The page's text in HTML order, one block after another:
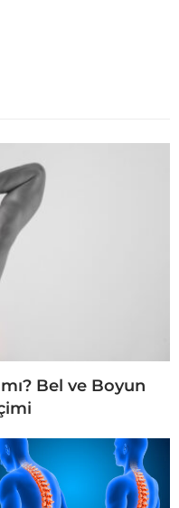
Bel ve Boyun